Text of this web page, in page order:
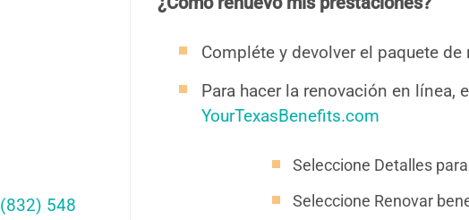
(832) 548
Compléte y devolver el paquete de
Para hacer la renovación en línea,
YourTexasBenefits.com
Seleccione Detalles
Seleccione Renovar